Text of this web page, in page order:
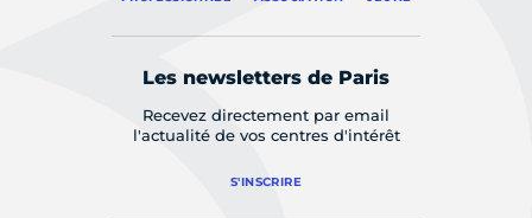
Les newsletters de Paris
Recevez directement par email
l'actualité de vos centres d'intérêt
S'INSCRIRE